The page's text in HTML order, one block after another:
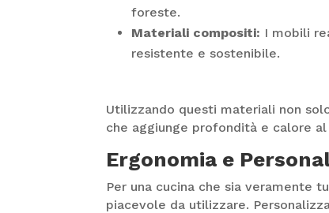
foreste.
Materiali compositi: I mobili
resistente e sostenibile.
Utilizzando questi materiali non
che aggiunge profondità e calore
Ergonomia e
Per una cucina che sia veramente
piacevole da utilizzare.